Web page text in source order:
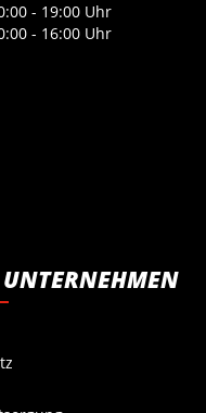
- 19:00 Uhr
- 16:00 Uhr